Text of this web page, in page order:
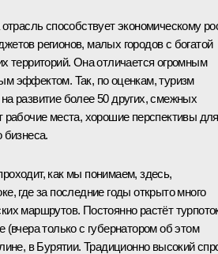
способствует экономическому
регионов, малых городов с богатой
территорий. Она отличается огромным
эффектом. Так, по оценкам, туризм
развитие более 50 других, смежных
рабочие места, хорошие перспективы для
бизнеса.
как мы понимаем, здесь,
где за последние годы открыто много
маршрутов. Постоянно растёт
(вчера только с губернатором об этом
в Бурятии. Традиционно высокий